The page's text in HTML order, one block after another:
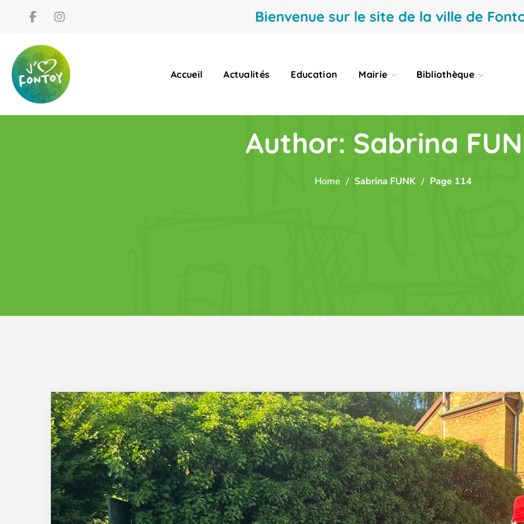
Bienvenue sur le site de la ville de
Accueil Actualités Education Mairie Bibliothèque
Author: Sabrina
Home Sabrina FUNK Page 114